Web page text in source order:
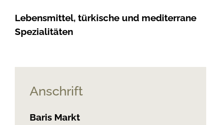
Lebensmittel, türkische und mediterrane
Spezialitäten
Anschrift
Baris Markt